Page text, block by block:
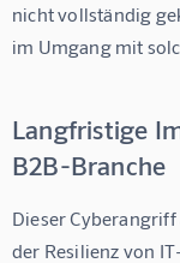
nicht vollständig
im Umgang mit
Langfristige
B2B-Branche
Dieser
der Resilienz von